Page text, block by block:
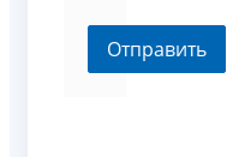
Отправить